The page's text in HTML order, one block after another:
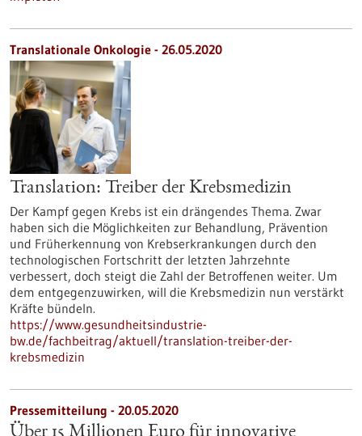
Translationale Onkologie - 26.05.2020
Translation: Treiber der Krebsmedizin
Der Kampf gegen Krebs ist ein drängendes Thema. Zwar
haben sich die Möglichkeiten zur Behandlung, Prävention
und Früherkennung von Krebserkrankungen durch den
technologischen Fortschritt der letzten Jahrzehnte
verbessert, doch steigt die Zahl der Betroffenen weiter. Um
dem entgegenzuwirken, will die Krebsmedizin nun verstärkt
Kräfte bündeln.
https://www.gesundheitsindustrie-
bw.de/fachbeitrag/aktuell/translation-treiber-der-
krebsmedizin
Pressemitteilung - 20.05.2020